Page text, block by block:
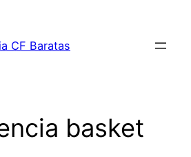
CF Baratas
basket